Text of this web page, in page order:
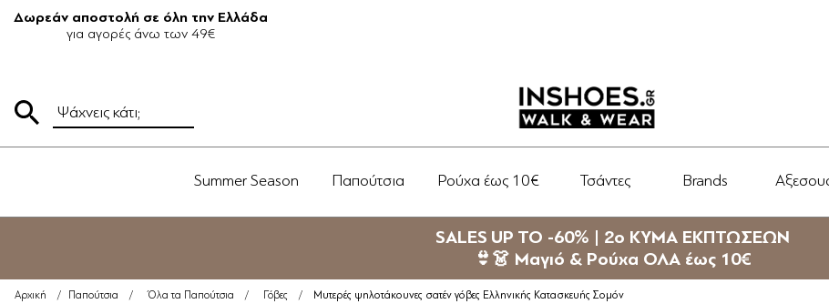
Δωρεάν αποστολή σε όλη την Ελλάδα
για αγορές άνω των 49€
Summer Season Παπούτσια Ρούχα έως 10€ Τσάντες Brands
SALES UP TO -60% | 2ο ΚΥΜΑ ΕΚΠΤΩΣΕΩΝ
👙👗 Μαγιό & Ρούχα ΟΛΑ έως 10€
Αρχική / Παπούτσια / Όλα τα Παπούτσια / Γόβες / Μυτερές ψηλοτάκουνες σατέν γόβες Ελληνικής Κατασκευής Σομόν